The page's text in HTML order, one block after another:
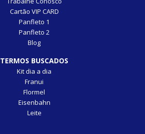
Cartão VIP CARD
Panfleto 1
Panfleto 2
Blog
TERMOS BUSCADOS
Kit dia a dia
Franui
Flormel
Eisenbahn
Leite